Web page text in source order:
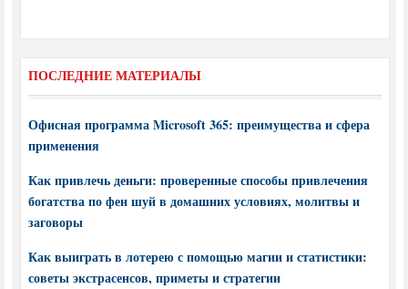
ПОСЛЕДНИЕ МАТЕРИАЛЫ
Офисная программа Microsoft 365: преимущества и сфера
применения
Как привлечь деньги: проверенные способы привлечения
богатства по фен шуй в домашних условиях, молитвы и
заговоры
Как выиграть в лотерею с помощью магии и статистики:
советы экстрасенсов, приметы и стратегии